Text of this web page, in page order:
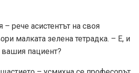
– рече асистентът на своя
малката зелена тетрадка. – Е, и
вашия пациент?